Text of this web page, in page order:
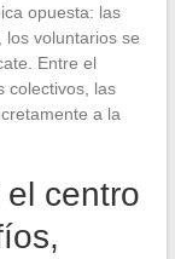
opuesta: las
voluntarios se
Entre el
colectivos, las
a la
centro